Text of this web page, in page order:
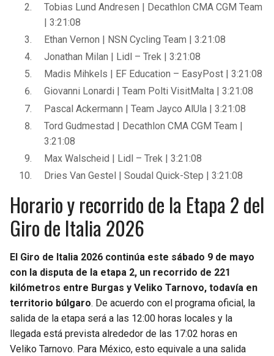
Tobias Lund Andresen | Decathlon CMA CGM Team
| 3:21:08
Ethan Vernon | NSN Cycling Team | 3:21:08
Jonathan Milan | Lidl – Trek | 3:21:08
Madis Mihkels | EF Education – EasyPost | 3:21:08
Giovanni Lonardi | Team Polti VisitMalta | 3:21:08
Pascal Ackermann | Team Jayco AlUla | 3:21:08
Tord Gudmestad | Decathlon CMA CGM Team |
3:21:08
Max Walscheid | Lidl – Trek | 3:21:08
Dries Van Gestel | Soudal Quick-Step | 3:21:08
Horario y recorrido de la Etapa 2 del
Giro de Italia 2026
El Giro de Italia 2026 continúa este sábado 9 de mayo
con la disputa de la etapa 2, un recorrido de 221
kilómetros entre Burgas y Veliko Tarnovo, todavía en
territorio búlgaro. De acuerdo con el programa oficial, la
salida de la etapa será a las 12:00 horas locales y la
llegada está prevista alrededor de las 17:02 horas en
Veliko Tarnovo. Para México, esto equivale a una salida